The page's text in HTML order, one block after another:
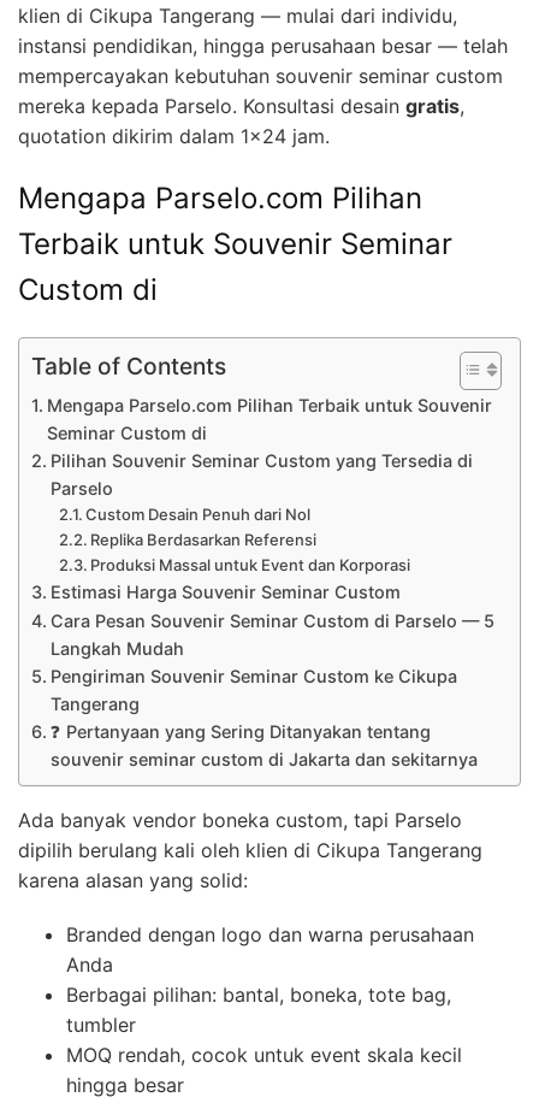
klien di Cikupa Tangerang — mulai dari individu,
instansi pendidikan, hingga perusahaan besar — telah
mempercayakan kebutuhan souvenir seminar custom
mereka kepada Parselo. Konsultasi desain gratis,
quotation dikirim dalam 1×24 jam.
Mengapa Parselo.com Pilihan
Terbaik untuk Souvenir Seminar
Custom di
Table of Contents
Mengapa Parselo.com Pilihan Terbaik untuk Souvenir
Seminar Custom di
Pilihan Souvenir Seminar Custom yang Tersedia di
Parselo
Custom Desain Penuh dari Nol
Replika Berdasarkan Referensi
Produksi Massal untuk Event dan Korporasi
Estimasi Harga Souvenir Seminar Custom
Cara Pesan Souvenir Seminar Custom di Parselo — 5
Langkah Mudah
Pengiriman Souvenir Seminar Custom ke Cikupa
Tangerang
❓ Pertanyaan yang Sering Ditanyakan tentang
souvenir seminar custom di Jakarta dan sekitarnya
Ada banyak vendor boneka custom, tapi Parselo
dipilih berulang kali oleh klien di Cikupa Tangerang
karena alasan yang solid:
Branded dengan logo dan warna perusahaan
Anda
Berbagai pilihan: bantal, boneka, tote bag,
tumbler
MOQ rendah, cocok untuk event skala kecil
hingga besar